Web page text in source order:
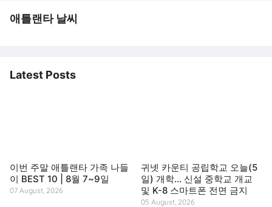
애틀랜타 날씨
Latest Posts
이번 주말 애틀랜타 가족 나들
이 BEST 10 | 8월 7~9일
07 August, 2026
귀넷 카운티 공립학교 오늘(5
일) 개학… 신설 중학교 개교
및 K-8 스마트폰 전면 금지
05 August, 2026